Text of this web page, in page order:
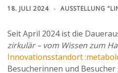
18. JULI 2024 AUSSTELLUNG
Seit April 2024 ist die
zirkulär – vom Wissen zum
Innovationsstandort
Besucherinnen und